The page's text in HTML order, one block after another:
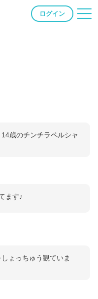
ログイン
歳のチンチラペルシャ
ます♪
ょっちゅう観ていま